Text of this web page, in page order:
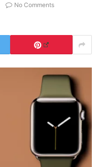
No Comments